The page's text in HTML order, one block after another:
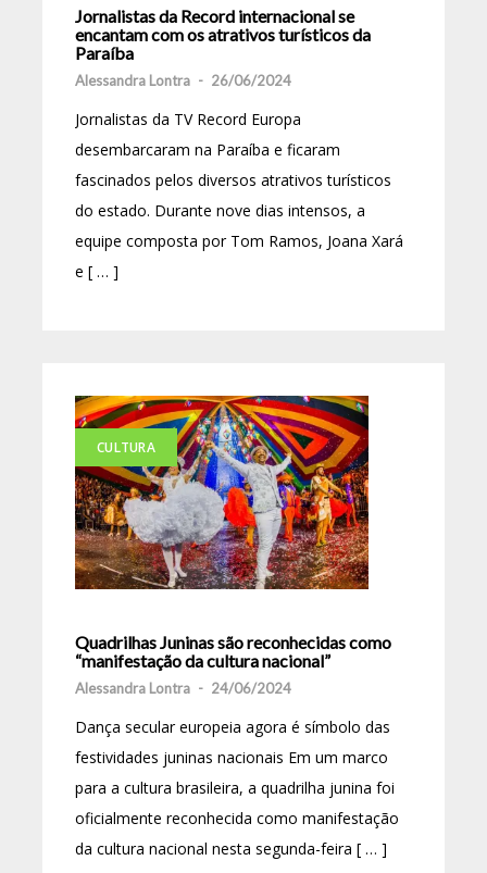
Jornalistas da Record internacional se
encantam com os atrativos turísticos da
Paraíba
Alessandra Lontra - 26/06/2024
Jornalistas da TV Record Europa
desembarcaram na Paraíba e ficaram
fascinados pelos diversos atrativos turísticos
do estado. Durante nove dias intensos, a
equipe composta por Tom Ramos, Joana Xará
e [ … ]
CULTURA
Quadrilhas Juninas são reconhecidas como
“manifestação da cultura nacional”
Alessandra Lontra - 24/06/2024
Dança secular europeia agora é símbolo das
festividades juninas nacionais Em um marco
para a cultura brasileira, a quadrilha junina foi
oficialmente reconhecida como manifestação
da cultura nacional nesta segunda-feira [ … ]